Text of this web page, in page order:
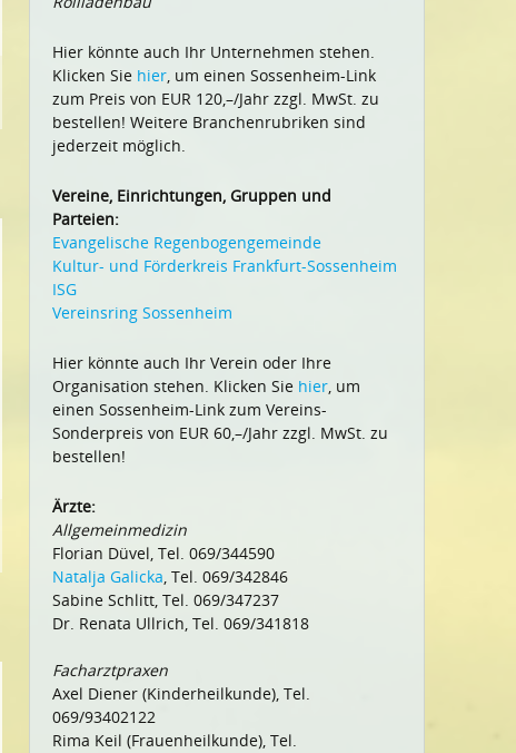
Hier könnte auch Ihr Unternehmen stehen.
Klicken Sie hier, um einen Sossenheim-Link
zum Preis von EUR 120,–/Jahr zzgl. MwSt. zu
bestellen! Weitere Branchenrubriken sind
jederzeit möglich.
Vereine, Einrichtungen, Gruppen und
Parteien:
Evangelische Regenbogengemeinde
Kultur- und Förderkreis Frankfurt-Sossenheim
ISG
Vereinsring Sossenheim
Hier könnte auch Ihr Verein oder Ihre
Organisation stehen. Klicken Sie hier, um
einen Sossenheim-Link zum Vereins-
Sonderpreis von EUR 60,–/Jahr zzgl. MwSt. zu
bestellen!
Ärzte:
Allgemeinmedizin
Florian Düvel, Tel. 069/344590
Natalja Galicka, Tel. 069/342846
Sabine Schlitt, Tel. 069/347237
Dr. Renata Ullrich, Tel. 069/341818
Facharztpraxen
Axel Diener (Kinderheilkunde), Tel.
069/93402122
Rima Keil (Frauenheilkunde), Tel.